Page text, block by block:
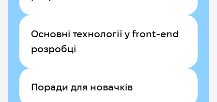
Основні технології у front-end
розробці
Поради для новачків